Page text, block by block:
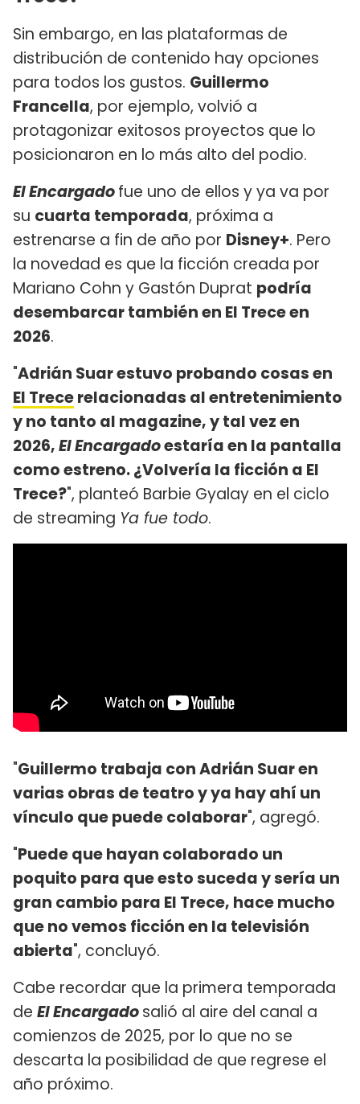
Sin embargo, en las plataformas de
distribución de contenido hay opciones
para todos los gustos. Guillermo
Francella, por ejemplo, volvió a
protagonizar exitosos proyectos que lo
posicionaron en lo más alto del podio.
El Encargadofue uno de ellos y ya va por
su cuarta temporada, próxima a
estrenarse a fin de año por Disney+. Pero
la novedad es que la ficción creada por
Mariano Cohn y Gastón Duprat podría
desembarcar también en El Trece en
2026.
"Adrián Suar estuvo probando cosas en
El Trecerelacionadas al entretenimiento
y no tanto al magazine, y tal vez en
2026,El Encargadoestaría en la pantalla
como estreno. ¿Volvería la ficción a El
Trece?", planteó Barbie Gyalay en el ciclo
de streaming Ya fue todo.
"Guillermo trabaja con Adrián Suar en
varias obras de teatro y ya hay ahí un
vínculo que puede colaborar", agregó.
"Puede que hayan colaborado un
poquito para que esto suceda y sería un
gran cambio para El Trece, hace mucho
que no vemos ficción en la televisión
abierta", concluyó.
Cabe recordar que la primera temporada
de El Encargadosalió al aire del canal a
comienzos de 2025, por lo que no se
descarta la posibilidad de que regrese el
año próximo.